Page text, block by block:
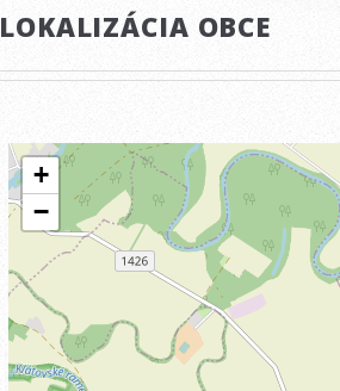
LOKALIZÁCIA OBCE